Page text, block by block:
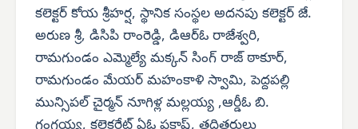
కలెక్టర్ కోయ శ్రీహర్ష, స్థానిక సంస్థల అదనపు కలెక్టర్ జే.
అరుణ శ్రీ, డిసిపి రాంరెడ్డి, డిఆర్‌ఓ రాజేశ్వరి,
రామగుండం ఎమ్మెల్యే మక్కన్ సింగ్ రాజ్ ఠాకూర్,
రామగుండం మేయర్ మహంకాళి స్వామి, పెద్దపల్లి
మున్సిపల్ చైర్మన్ నూగిళ్ల మల్లయ్య ,ఆర్డీఓ బి.